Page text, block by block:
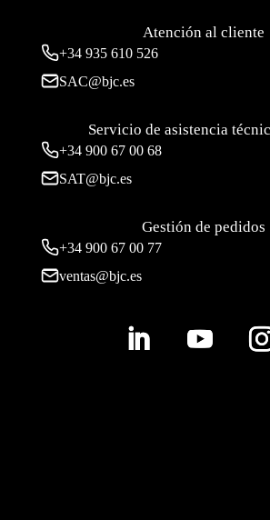
Atención al cliente
+34 935 610 526
SAC@bjc.es
Servicio de asistencia
+34 900 67 00 68
SAT@bjc.es
Gestión de pedidos
+34 900 67 00 77
ventas@bjc.es